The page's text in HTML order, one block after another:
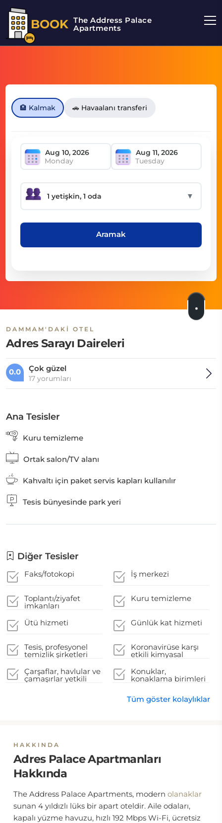
BOOK The Address Palace
Apartments
🏨 Kalmak 🚗 Havaalanı transferi
Monday Tuesday
▼
Aramak
DAMMAM'DAKI OTEL
Adres Sarayı Daireleri
0.0 Çok güzel
17 yorumları
Ana Tesisler
Kuru temizleme
Ortak salon/TV alanı
Kahvaltı için paket servis kapları kullanılır
Tesis bünyesinde park yeri
Diğer Tesisler
Faks/fotokopi İş merkezi
Toplantı/ziyafet
imkanları
Kuru temizleme
Ütü hizmeti Günlük kat hizmeti
Tesis, profesyonel
temizlik şirketleri
Koronavirüse karşı
etkili kimyasal
kullanılır
Çarşaflar, havlular ve
çamaşırlar yetkili
Konuklar,
konaklama birimleri
herhangi bir temizlik
hizmetini iptal etme
Tüm göster kolaylıklar
HAKKINDA
Adres Palace Apartmanları
Hakkında
The Address Palace Apartments, modern olanaklar
sunan 4 yıldızlı lüks bir apart oteldir. Aile odaları,
kapalı yüzme havuzu, hızlı 192 Mbps Wi-Fi, ücretsiz